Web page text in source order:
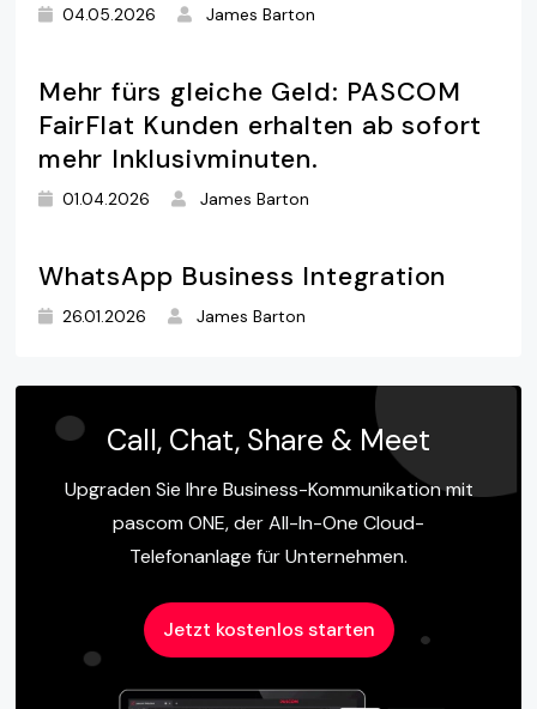
04.05.2026 James Barton
Mehr fürs gleiche Geld: PASCOM
FairFlat Kunden erhalten ab sofort
mehr Inklusivminuten.
01.04.2026 James Barton
WhatsApp Business Integration
26.01.2026 James Barton
Call, Chat, Share & Meet
Upgraden Sie Ihre Business-Kommunikation mit
pascom ONE, der All-In-One Cloud-
Telefonanlage für Unternehmen.
Jetzt kostenlos starten